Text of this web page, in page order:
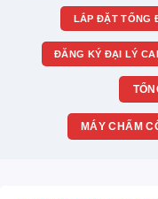
LẮP ĐẶT TỔNG
ĐĂNG KÝ ĐẠI LÝ
MÁY CHẤM